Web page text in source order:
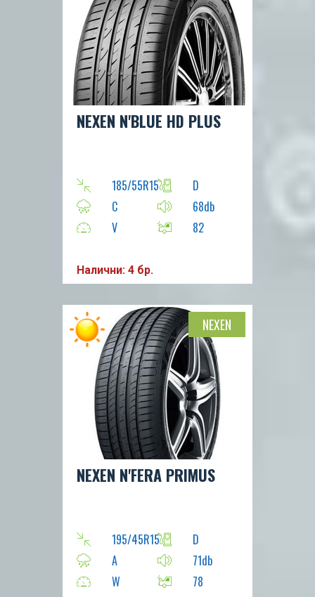
NEXEN N'BLUE HD PLUS
185/55R15
D
C
68db
V
82
Налични: 4 бр.
NEXEN N'FERA PRIMUS
195/45R15
D
A
71db
W
78
NEXEN